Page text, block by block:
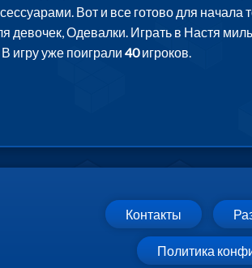
Вот и все готово для начала
девочек, Одевалки. Играть в Настя
игру уже поиграли 40игроков.
Контакты
Политика